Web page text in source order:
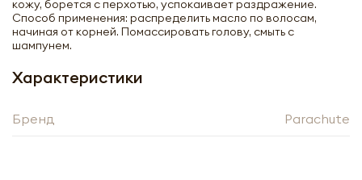
кожу, борется с перхотью, успокаивает раздражение.
Способ применения: распределить масло по волосам,
начиная от корней. Помассировать голову, смыть с
шампунем.
Характеристики
Бренд Parachute
прайс-лист